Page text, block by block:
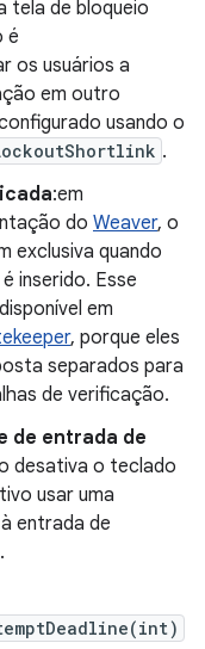
tela de bloqueio
é
os usuários a
em outro
usando o
.
:em
do Weaver, o
exclusiva quando
inserido. Esse
em
, porque eles
separados para
de verificação.
de entrada de
desativa o teclado
usar uma
entrada de